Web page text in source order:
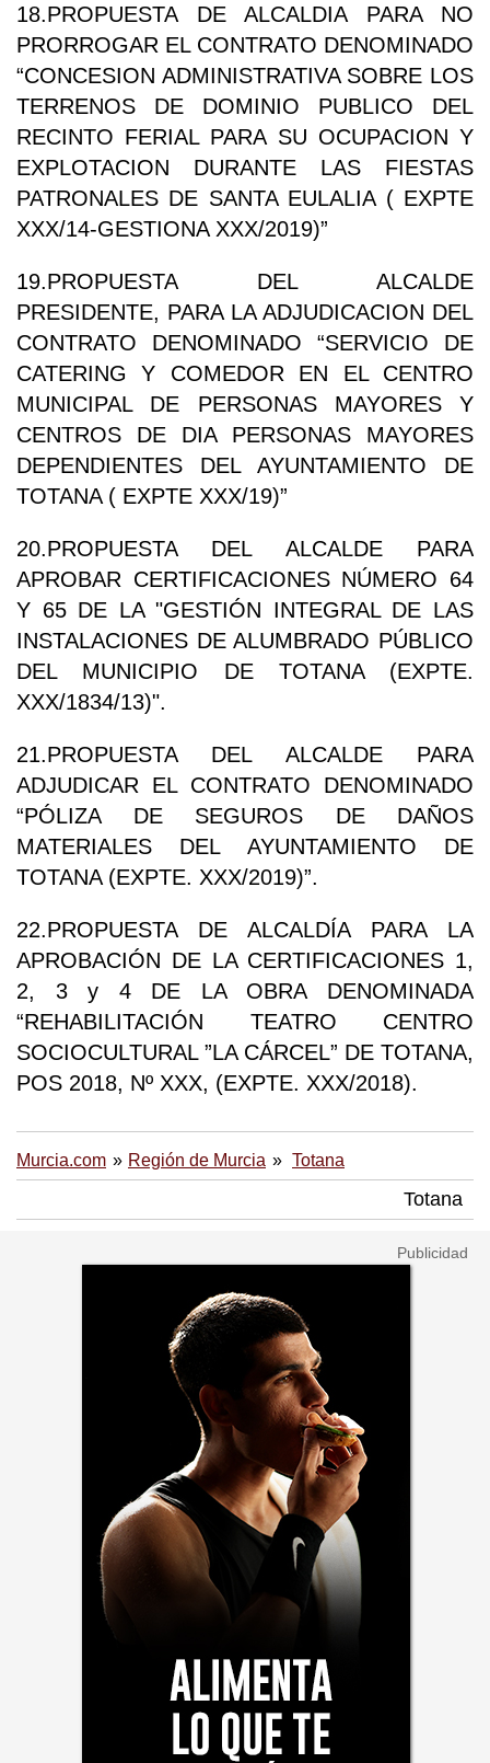
18.PROPUESTA DE ALCALDIA PARA NO
PRORROGAR EL CONTRATO DENOMINADO
“CONCESION ADMINISTRATIVA SOBRE LOS
TERRENOS DE DOMINIO PUBLICO DEL
RECINTO FERIAL PARA SU OCUPACION Y
EXPLOTACION DURANTE LAS FIESTAS
PATRONALES DE SANTA EULALIA ( EXPTE
XXX/14-GESTIONA XXX/2019)”
19.PROPUESTA DEL ALCALDE
PRESIDENTE, PARA LA ADJUDICACION DEL
CONTRATO DENOMINADO “SERVICIO DE
CATERING Y COMEDOR EN EL CENTRO
MUNICIPAL DE PERSONAS MAYORES Y
CENTROS DE DIA PERSONAS MAYORES
DEPENDIENTES DEL AYUNTAMIENTO DE
TOTANA ( EXPTE XXX/19)”
20.PROPUESTA DEL ALCALDE PARA
APROBAR CERTIFICACIONES NÚMERO 64
Y 65 DE LA "GESTIÓN INTEGRAL DE LAS
INSTALACIONES DE ALUMBRADO PÚBLICO
DEL MUNICIPIO DE TOTANA (EXPTE.
XXX/1834/13)".
21.PROPUESTA DEL ALCALDE PARA
ADJUDICAR EL CONTRATO DENOMINADO
“PÓLIZA DE SEGUROS DE DAÑOS
MATERIALES DEL AYUNTAMIENTO DE
TOTANA (EXPTE. XXX/2019)”.
22.PROPUESTA DE ALCALDÍA PARA LA
APROBACIÓN DE LA CERTIFICACIONES 1,
2, 3 y 4 DE LA OBRA DENOMINADA
“REHABILITACIÓN TEATRO CENTRO
SOCIOCULTURAL ”LA CÁRCEL” DE TOTANA,
POS 2018, Nº XXX, (EXPTE. XXX/2018).
Murcia.com Región de Murcia Totana
Totana